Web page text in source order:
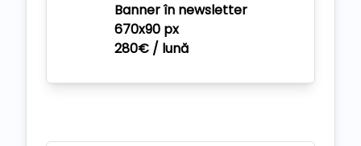
Banner în newsletter
670x90 px
280€ / lună